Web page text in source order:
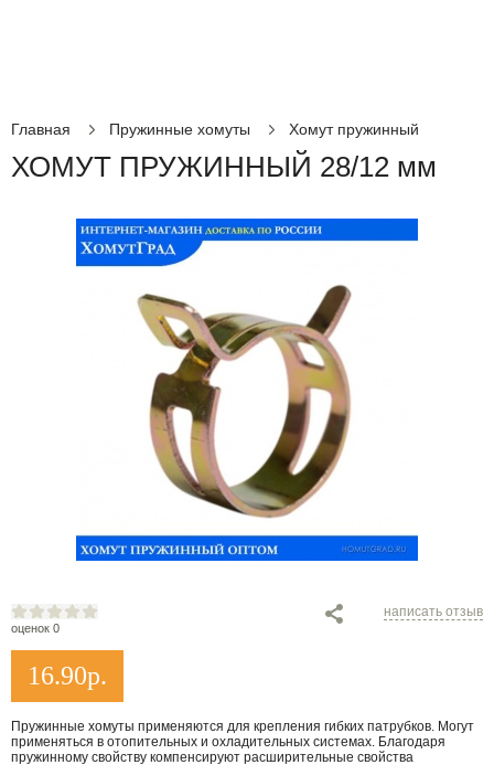
Главная Пружинные хомуты Хомут пружинный
ХОМУТ ПРУЖИННЫЙ 28/12 мм
оценок 0
написать отзыв
16.90р.
Пружинные хомуты применяются для крепления гибких патрубков. Могут
применяться в отопительных и охладительных системах. Благодаря
пружинному свойству компенсируют расширительные свойства